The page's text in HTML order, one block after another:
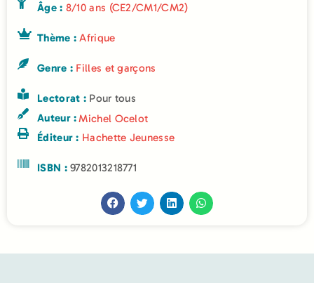
Âge : 8/10 ans (CE2/CM1/CM2)
Thème :Afrique
Genre : Filles et garçons
Lectorat : Pour tous
Auteur :Michel Ocelot
Éditeur : Hachette Jeunesse
ISBN :9782013218771